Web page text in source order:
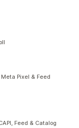
Pixel & Feed
Feed & Catalog